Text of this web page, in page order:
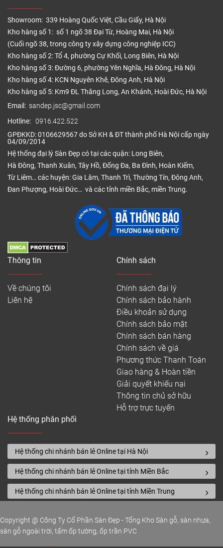
Showroom: 339 Hoàng Quốc Việt, Cầu Giấy, Hà Nội
Kho hàng số 1: số 1 ngõ 38 Đại Từ, Hoàng Mai, Hà Nội
(Cuối ngõ 38, trong công ty xây dựng công nghiệp ICC)
Kho hàng số 2: Tổ 4, phường Cự Khối, Long Biên, Hà Nội
Kho hàng số 3: Đường 6, phường Yên Nghĩa, Hà Đông, Hà Nội
Kho hàng số 4: KCN Nguyên Khê, Đông Anh, Hà Nội
Kho hàng số 5: Km9 ĐL Thăng Long, An Khánh, Hoài Đức, Hà Nội
Email: sandep.jsc@gmail.com
Hotline: 0916.422.522
GPĐKKD: 0106629567 do Sở KH & ĐT thành phố Hà Nội cấp ngày
04/09/2014
Hệ thống đại lý Sàn Đẹp có tại các quận: Long Biên,
Hà Đông, Thanh Xuân, Tây Hồ, Đống Đa, Ba Đình, Hoàn Kiếm,
Từ Liêm… các huyện: Gia Lâm, Thanh Trì, Thường Tín, Đông Anh,
Đan Phượng, Hoài Đức… và các tỉnh miền Bắc, miền Trung.
Thông tin
Về chúng tôi
Liên hệ
Chính sách
Chính sách đại lý
Chính sách bảo hành
Điều khoản sử dụng
Chính sách bảo mật
Chính sách bán hàng
Chính sách về giá
Phương thức Thanh Toán
Giao hàng & Hoàn tiền
Giải quyết khiếu nại
Thông tin chủ sở hữu
Hỗ trợ trực tuyến
Hệ thống phân phối
Hệ thống chi nhánh bán lẻ Online tại Hà Nội
Hệ thống chi nhánh bán lẻ Online tại tỉnh Miền Bắc
Hệ thống chi nhánh bán lẻ Online tại tỉnh Miền Trung
Copyright @ Công Ty Cổ Phần Sàn Đẹp - Tổng Kho Sàn gỗ, sàn nhựa,
sàn gỗ ngoài trời, tấm ốp tường, ốp trần PVC